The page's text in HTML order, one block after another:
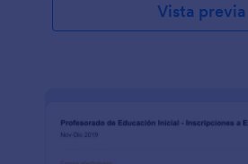
Vista previa